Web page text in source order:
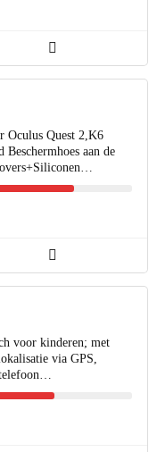
Oculus Quest 2,K6
Beschermhoes aan de
voor kinderen; met
via GPS,